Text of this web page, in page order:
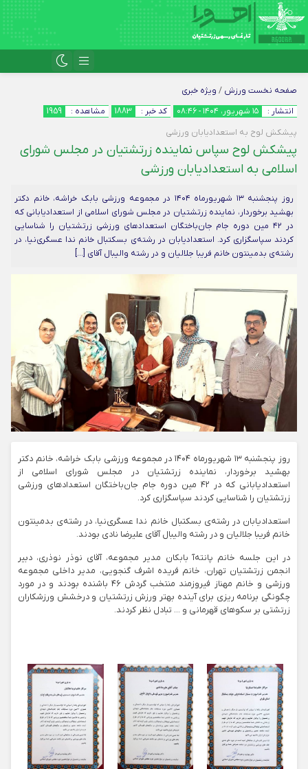
صفحه نخست ورزش / ویژه خبری
انتشار :
۱۵ شهریور، ۱۴۰۴ - ۰۸:۴۶ کد خبر : 1883 مشاهده :
1959
پیشکش لوح به استعدادیابان ورزشی
پیشکش لوح سپاس نماینده زرتشتیان در مجلس شورای
اسلامی به استعدادیابان ورزشی
روز پنجشنبه ۱۳ شهریورماه ۱۴۰۴ در مجموعه ورزشی بابک خراشه، خانم دکتر
بهشید برخوردار، نماینده زرتشتیان در مجلس شورای اسلامی از استعدادیابانی که
در ۴۲ مین دوره جام جان‌باختگان استعدادهای ورزشی زرتشتیان را شناسایی
کردند سپاسگزاری کرد. استعدادیابان در رشته‌ی بسکتبال خانم ندا عسگری‌نیا، در
رشته‌ی بدمینتون خانم فریبا جلالیان و در رشته والیبال آقای […]
روز پنجشنبه ۱۳ شهریورماه ۱۴۰۴ در مجموعه ورزشی بابک خراشه، خانم دکتر
بهشید برخوردار، نماینده زرتشتیان در مجلس شورای اسلامی از
استعدادیابانی که در ۴۲ مین دوره جام جان‌باختگان استعدادهای ورزشی
زرتشتیان را شناسایی کردند سپاسگزاری کرد.
استعدادیابان در رشته‌ی بسکتبال خانم ندا عسگری‌نیا، در رشته‌ی بدمینتون
خانم فریبا جلالیان و در رشته والیبال آقای علیرضا نادی بودند.
در این جلسه خانم پانته‌آ بابکان مدیر مجموعه، آقای نوذر نوذری، دبیر
انجمن زرتشتیان تهران، خانم فریده اشرف گنجویی، مدیر داخلی مجموعه
ورزشی و خانم مهناز فیروزمند منتخب گردش ۴۶ باشنده بودند و در مورد
چگونگی برنامه ریزی برای آینده بهتر ورزش زرتشتیان و درخشش ورزشکاران
زرتشتی بر سکوهای قهرمانی و … تبادل نظر کردند.